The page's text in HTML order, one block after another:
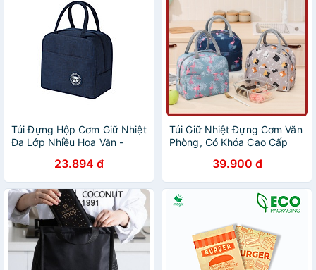
Túi Đựng Hộp Cơm Giữ Nhiệt
Đa Lớp Nhiều Hoa Văn -
23.894 đ
Túi Giữ Nhiệt Đựng Cơm Văn
Phòng, Có Khóa Cao Cấp
39.900 đ